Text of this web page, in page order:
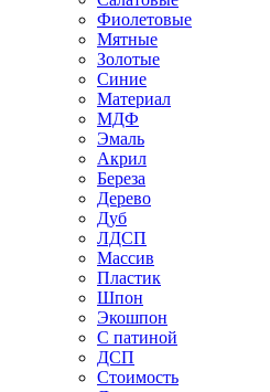
Фиолетовые
Мятные
Золотые
Синие
Материал
МДФ
Эмаль
Акрил
Береза
Дерево
Дуб
ЛДСП
Массив
Пластик
Шпон
Экошпон
С патиной
ДСП
Стоимость